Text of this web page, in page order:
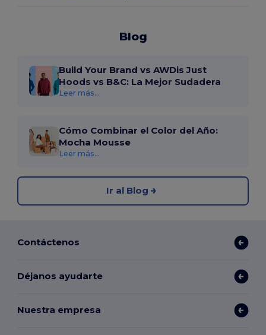
Blog
Build Your Brand vs AWDis Just
Hoods vs B&C: La Mejor Sudadera
Leer más...
Cómo Combinar el Color del Año:
Mocha Mousse
Leer más...
Ir al Blog
Contáctenos
Déjanos ayudarte
Nuestra empresa